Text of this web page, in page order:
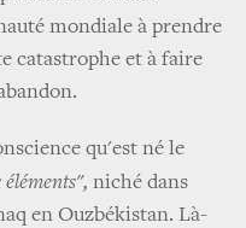
mondiale à prendre
catastrophe et à faire
qu'est né le
éléments", niché dans
en Ouzbékistan. Là-